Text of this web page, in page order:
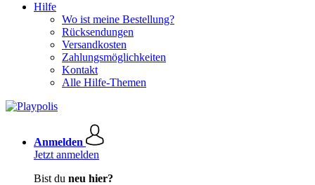
Hilfe
Wo ist meine Bestellung?
Rücksendungen
Versandkosten
Zahlungsmöglichkeiten
Kontakt
Alle Hilfe-Themen
Anmelden
Jetzt anmelden
Bist du neu hier?